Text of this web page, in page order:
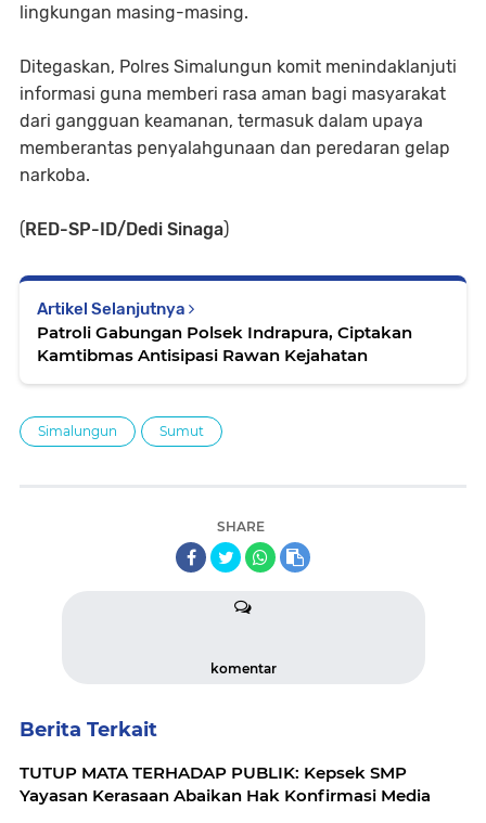
lingkungan masing-masing.
Ditegaskan, Polres Simalungun komit menindaklanjuti
informasi guna memberi rasa aman bagi masyarakat
dari gangguan keamanan, termasuk dalam upaya
memberantas penyalahgunaan dan peredaran gelap
narkoba.
(RED-SP-ID/Dedi Sinaga)
Artikel Selanjutnya
Patroli Gabungan Polsek Indrapura, Ciptakan
Kamtibmas Antisipasi Rawan Kejahatan
Simalungun Sumut
SHARE
komentar
Berita Terkait
TUTUP MATA TERHADAP PUBLIK: Kepsek SMP
Yayasan Kerasaan Abaikan Hak Konfirmasi Media